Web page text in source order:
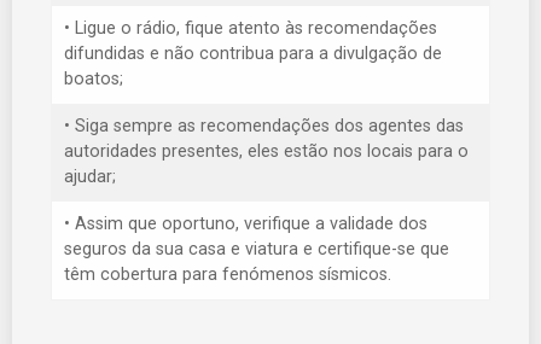
• Ligue o rádio, fique atento às recomendações
difundidas e não contribua para a divulgação de
boatos;
• Siga sempre as recomendações dos agentes das
autoridades presentes, eles estão nos locais para o
ajudar;
• Assim que oportuno, verifique a validade dos
seguros da sua casa e viatura e certifique-se que
têm cobertura para fenómenos sísmicos.